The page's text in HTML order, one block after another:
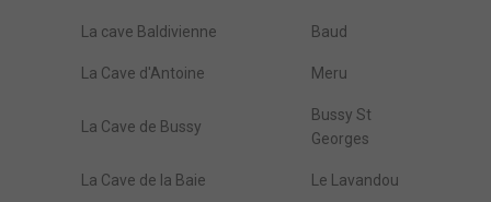
La cave Baldivienne Baud
La Cave d'Antoine Meru
La Cave de Bussy
Bussy St
Georges
La Cave de la Baie Le Lavandou